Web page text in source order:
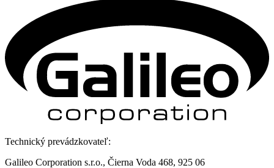
Technický prevádzkovateľ:
Galileo Corporation s.r.o., Čierna Voda 468, 925 06